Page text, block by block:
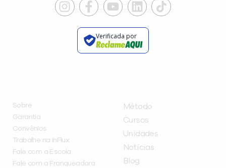
Verificada por
Sobre
Garantia
Convênios
Trabalhe na inFlux
Fale com a Escola
Fale com a Franqueadora
Método
Cursos
Unidades
Notícias
Blog